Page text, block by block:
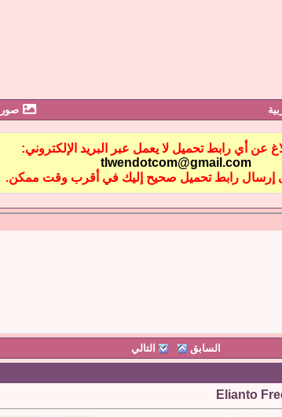
عن أي رابط تحميل لا يعمل عبر البريد الإلكتروني:
tlwendotcom@gmail.com
إرسال رابط تحميل صحيح إليك في أقرب وقت ممكن.
السابق التالي